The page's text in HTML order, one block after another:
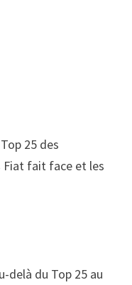
25 des
Fiat fait face et les
delà du Top 25 au